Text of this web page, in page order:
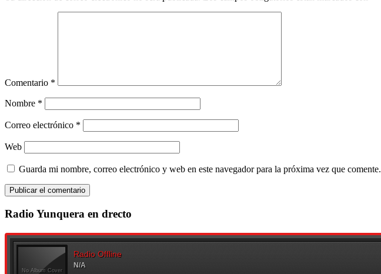
Comentario *
Nombre *
Correo electrónico *
Web
Guarda mi nombre, correo electrónico y web en este navegador para la próxima vez que comente.
Radio Yunquera en drecto